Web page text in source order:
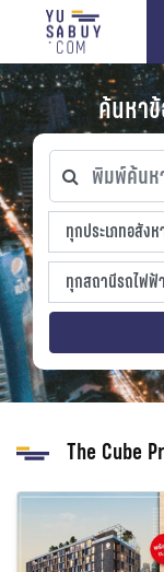
ค้นหา
พิมพ์ค้นหาจา
ทุกประเภทอสัง
ทุกประเภทอสังห
sproperty
ทุกทำเลที่ตั้ง
ทุกสถานีรถไฟฟ้
ทุกสถานีรถไฟฟ้า
strain-station
ทุกช่วงราคา
The Cube